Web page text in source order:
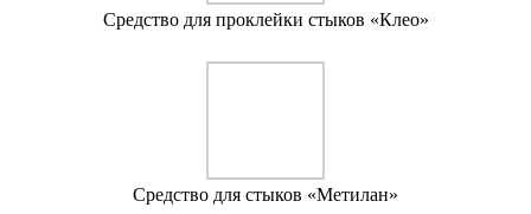
Средство для проклейки стыков «Клео»
Средство для стыков «Метилан»